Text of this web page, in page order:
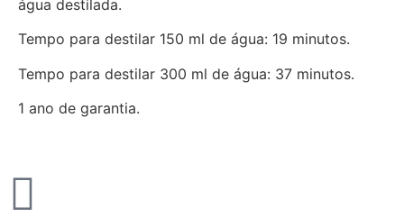
água destilada.
Tempo para destilar 150 ml de água: 19 minutos.
Tempo para destilar 300 ml de água: 37 minutos.
1 ano de garantia.